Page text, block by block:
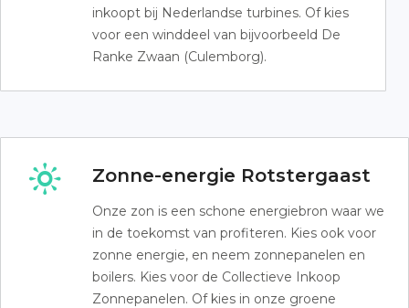
inkoopt bij Nederlandse turbines. Of kies
voor een winddeel van bijvoorbeeld De
Ranke Zwaan (Culemborg).
Zonne-energie Rotstergaast
Onze zon is een schone energiebron waar we
in de toekomst van profiteren. Kies ook voor
zonne energie, en neem zonnepanelen en
boilers. Kies voor de Collectieve Inkoop
Zonnepanelen. Of kies in onze groene